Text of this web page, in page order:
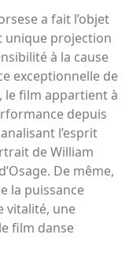
a fait l’objet
unique projection
à la cause
exceptionnelle de
le film appartient à
depuis
l’esprit
de William
De même,
la puissance
vitalité, une
film danse